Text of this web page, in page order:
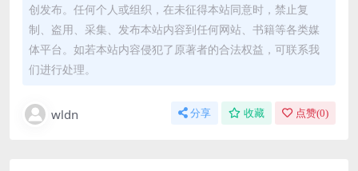
创发布。任何个人或组织，在未征得本站同意时，禁止复
制、盗用、采集、发布本站内容到任何网站、书籍等各类媒
体平台。如若本站内容侵犯了原著者的合法权益，可联系我
们进行处理。
wldn 分享 收藏 点赞(0)